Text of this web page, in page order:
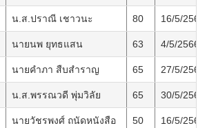
น.ส.ปราณี เชาวนะ 80 16/5/2566
นายนพ ยุทธแสน 63 4/5/2566
นายคำภา สืบสำราญ 65 27/5/2566
น.ส.พรรณวดี พุ่มวิลัย 65 30/5/2566
นายวัชรพงศ์ ถนัดหนังสือ 50 16/5/2566